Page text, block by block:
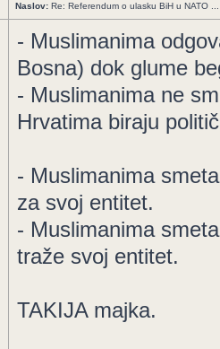
Naslov: Re: Referendum o ulasku BiH u NATO ...
- Muslimanima
Bosna) dok glume
- Muslimanima ne
Hrvatima biraju
- Muslimanima
za svoj entitet.
- Muslimanima
traže svoj entitet.
TAKIJA majka.